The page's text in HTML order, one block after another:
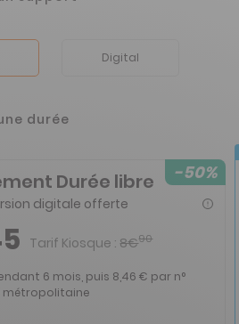
Digital
durée
-50%
Durée libre
digitale offerte
Tarif Kiosque : 8€90
6 mois, puis 8,46 € par n°
métropolitaine